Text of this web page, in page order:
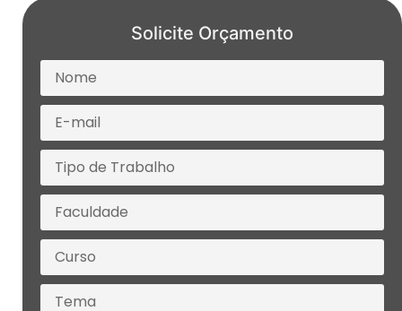
Solicite Orçamento